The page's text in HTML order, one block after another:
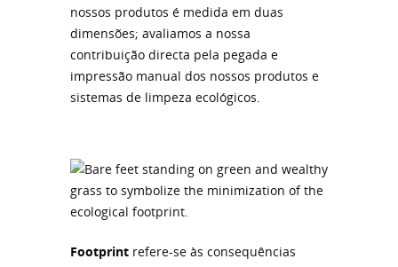
nossos produtos é medida em duas
dimensões; avaliamos a nossa
contribuição directa pela pegada e
impressão manual dos nossos produtos e
sistemas de limpeza ecológicos.
Footprint refere-se às consequências